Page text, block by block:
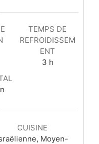
TEMPS DE
REFROIDISSEM
ENT
3heures
h
CUISINE
Moyen-